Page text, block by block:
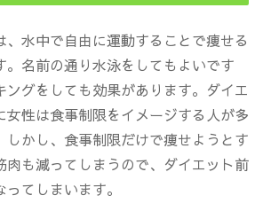
水中で自由に運動することで痩せる
。名前の通り水泳をしてもよいです
ングをしても効果があります。ダイエ
女性は食事制限をイメージする人が多
しかし、食事制限だけで痩せようとす
肉も減ってしまうので、ダイエット前
てしまいます。